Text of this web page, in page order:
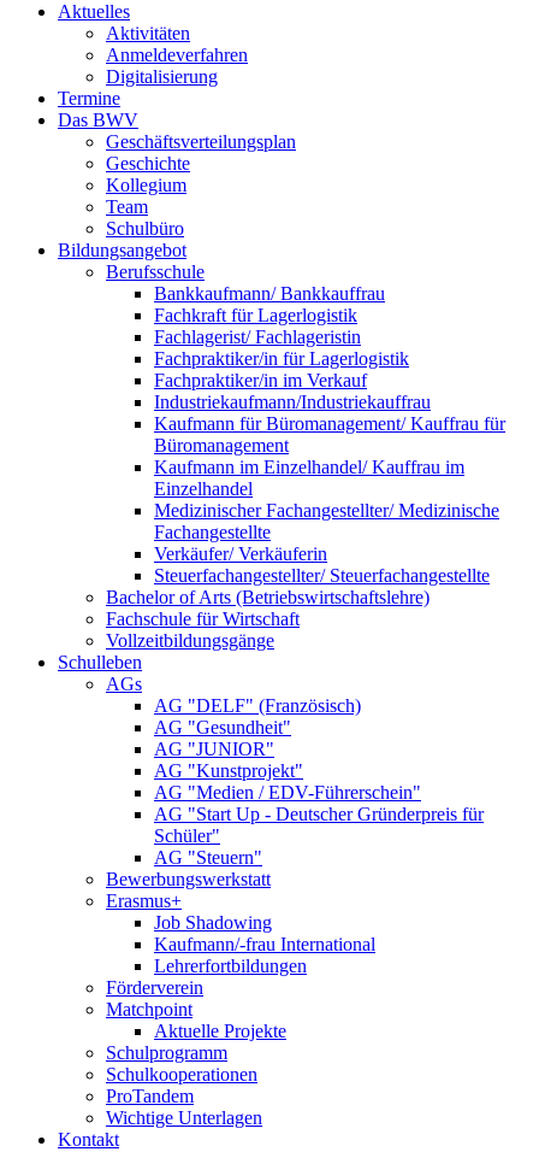
Aktuelles
Aktivitäten
Anmeldeverfahren
Digitalisierung
Termine
Das BWV
Geschäftsverteilungsplan
Geschichte
Kollegium
Team
Schulbüro
Bildungsangebot
Berufsschule
Bankkaufmann/ Bankkauffrau
Fachkraft für Lagerlogistik
Fachlagerist/ Fachlageristin
Fachpraktiker/in für Lagerlogistik
Fachpraktiker/in im Verkauf
Industriekaufmann/Industriekauffrau
Kaufmann für Büromanagement/ Kauffrau für
Büromanagement
Kaufmann im Einzelhandel/ Kauffrau im
Einzelhandel
Medizinischer Fachangestellter/ Medizinische
Fachangestellte
Verkäufer/ Verkäuferin
Steuerfachangestellter/ Steuerfachangestellte
Bachelor of Arts (Betriebswirtschaftslehre)
Fachschule für Wirtschaft
Vollzeitbildungsgänge
Schulleben
AGs
AG "DELF" (Französisch)
AG "Gesundheit"
AG "JUNIOR"
AG "Kunstprojekt"
AG "Medien / EDV-Führerschein"
AG "Start Up - Deutscher Gründerpreis für
Schüler"
AG "Steuern"
Bewerbungswerkstatt
Erasmus+
Job Shadowing
Kaufmann/-frau International
Lehrerfortbildungen
Förderverein
Matchpoint
Aktuelle Projekte
Schulprogramm
Schulkooperationen
ProTandem
Wichtige Unterlagen
Kontakt